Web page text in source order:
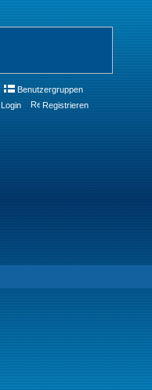
Benutzergruppen
Login Registrieren